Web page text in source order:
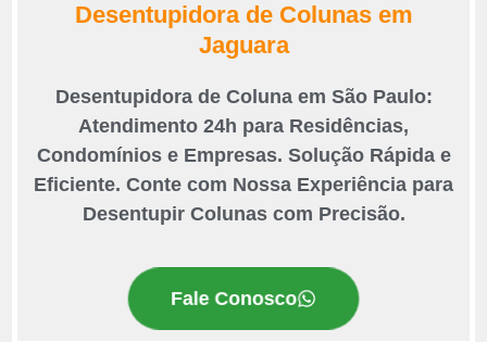
Desentupidora de Colunas em
Jaguara
Desentupidora de Coluna em São Paulo:
Atendimento 24h para Residências,
Condomínios e Empresas. Solução Rápida e
Eficiente. Conte com Nossa Experiência para
Desentupir Colunas com Precisão.
Fale Conosco